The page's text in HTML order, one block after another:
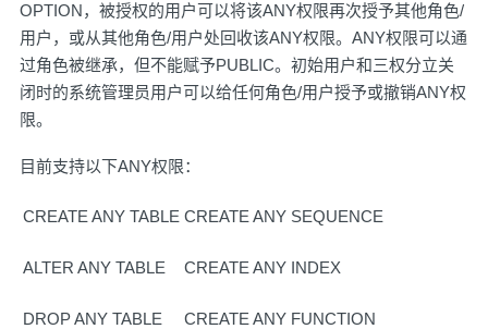
OPTION，被授权的用户可以将该ANY权限再次授予其他角色/
用户，或从其他角色/用户处回收该ANY权限。ANY权限可以通
过角色被继承，但不能赋予PUBLIC。初始用户和三权分立关
闭时的系统管理员用户可以给任何角色/用户授予或撤销ANY权
限。
目前支持以下ANY权限：
CREATE ANY TABLE CREATE ANY SEQUENCE
ALTER ANY TABLE CREATE ANY INDEX
DROP ANY TABLE CREATE ANY FUNCTION